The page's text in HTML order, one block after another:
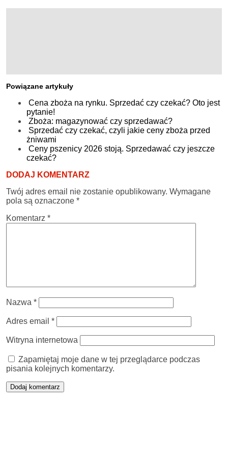
Powiązane artykuły
Cena zboża na rynku. Sprzedać czy czekać? Oto jest
pytanie!
Zboża: magazynować czy sprzedawać?
Sprzedać czy czekać, czyli jakie ceny zboża przed
żniwami
Ceny pszenicy 2026 stoją. Sprzedawać czy jeszcze
czekać?
DODAJ KOMENTARZ
Twój adres email nie zostanie opublikowany. Wymagane
pola są oznaczone *
Komentarz *
Nazwa *
Adres email *
Witryna internetowa
Zapamiętaj moje dane w tej przeglądarce podczas
pisania kolejnych komentarzy.